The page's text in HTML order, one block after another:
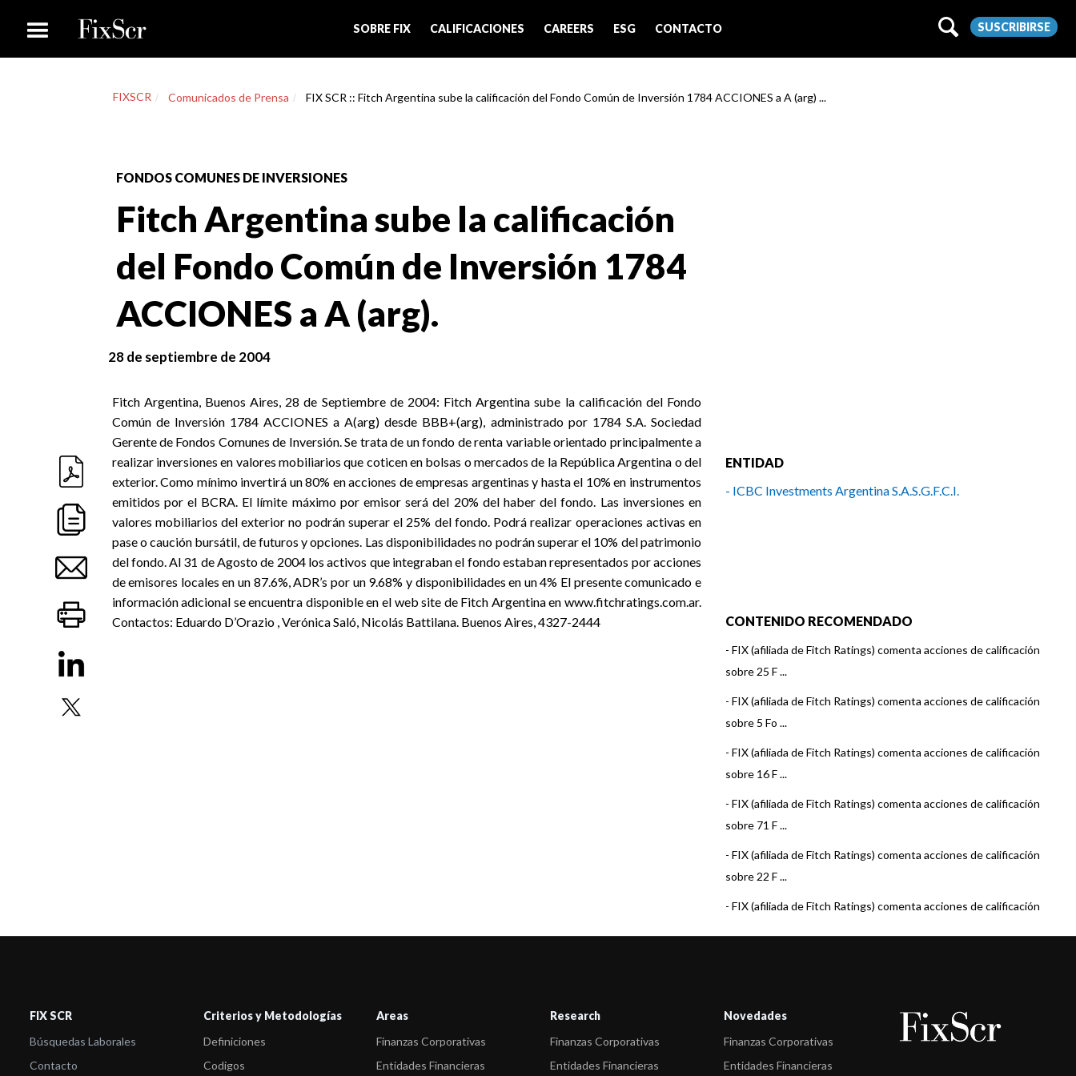
SOBRE FIX CALIFICACIONES CAREERS ESG CONTACTO SUSCRIBIRSE
FIXSCR Comunicados de Prensa FIX SCR :: Fitch Argentina sube la calificación del Fondo Común de Inversión 1784 ACCIONES a A (arg) ...
FONDOS COMUNES DE INVERSIONES
Fitch Argentina sube la calificación
del Fondo Común de Inversión 1784
ACCIONES a A (arg).
28 de septiembre de 2004
Fitch Argentina, Buenos Aires, 28 de Septiembre de 2004: Fitch Argentina sube la calificación del Fondo
Común de Inversión 1784 ACCIONES a A(arg) desde BBB+(arg), administrado por 1784 S.A. Sociedad
Gerente de Fondos Comunes de Inversión. Se trata de un fondo de renta variable orientado principalmente a
realizar inversiones en valores mobiliarios que coticen en bolsas o mercados de la República Argentina o del
exterior. Como mínimo invertirá un 80% en acciones de empresas argentinas y hasta el 10% en instrumentos
emitidos por el BCRA. El límite máximo por emisor será del 20% del haber del fondo. Las inversiones en
valores mobiliarios del exterior no podrán superar el 25% del fondo. Podrá realizar operaciones activas en
pase o caución bursátil, de futuros y opciones. Las disponibilidades no podrán superar el 10% del patrimonio
del fondo. Al 31 de Agosto de 2004 los activos que integraban el fondo estaban representados por acciones
de emisores locales en un 87.6%, ADR’s por un 9.68% y disponibilidades en un 4% El presente comunicado e
información adicional se encuentra disponible en el web site de Fitch Argentina en www.fitchratings.com.ar.
Contactos: Eduardo D’Orazio , Verónica Saló, Nicolás Battilana. Buenos Aires, 4327-2444
ENTIDAD
- ICBC Investments Argentina S.A.S.G.F.C.I.
CONTENIDO RECOMENDADO
- FIX (afiliada de Fitch Ratings) comenta acciones de calificación
sobre 25 F ...
- FIX (afiliada de Fitch Ratings) comenta acciones de calificación
sobre 5 Fo ...
- FIX (afiliada de Fitch Ratings) comenta acciones de calificación
sobre 16 F ...
- FIX (afiliada de Fitch Ratings) comenta acciones de calificación
sobre 71 F ...
- FIX (afiliada de Fitch Ratings) comenta acciones de calificación
sobre 22 F ...
- FIX (afiliada de Fitch Ratings) comenta acciones de calificación
- FIX (afiliada de Fitch Ratings) comenta acciones de calificación
-
FIX (afiliada de Fitch Ratings) comenta acciones de calificación
FIX SCR
Búsquedas Laborales
Contacto
Criterios y Metodologías
Definiciones
Codigos
Areas
Finanzas Corporativas
Entidades Financieras
Research
Finanzas Corporativas
Entidades Financieras
Novedades
Finanzas Corporativas
Entidades Financieras